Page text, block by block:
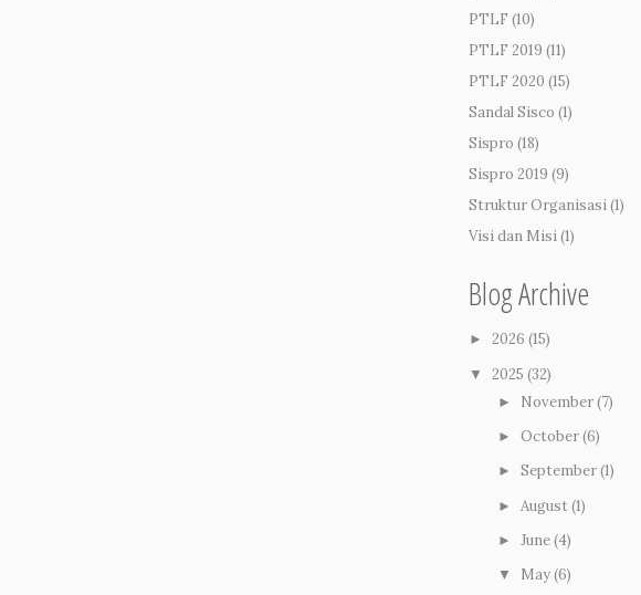
PTLF (10)
PTLF 2019 (11)
PTLF 2020 (15)
Sandal Sisco (1)
Sispro (18)
Sispro 2019 (9)
Struktur Organisasi(1)
Visi dan Misi(1)
Blog Archive
► 2026 (15)
▼ 2025 (32)
► November (7)
► October (6)
► September (1)
► August (1)
► June (4)
▼ May (6)